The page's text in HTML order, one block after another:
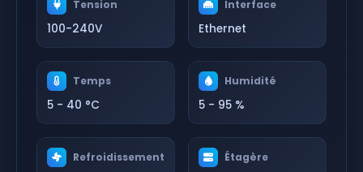
Tension
100-240V
Interface
Ethernet
Temps
5 - 40 °C
Humidité
5 - 95 %
Refroidissement Étagère